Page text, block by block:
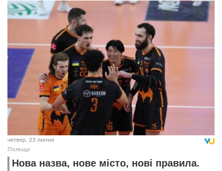
четвер, 23 липня
Польща
Нова назва, нове місто, нові правила.